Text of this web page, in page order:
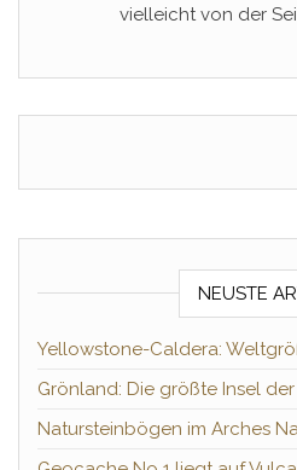
vielleicht von der
NEUSTE
Yellowstone-Caldera:
Grönland: Die größte Insel
Natursteinbögen im Arches